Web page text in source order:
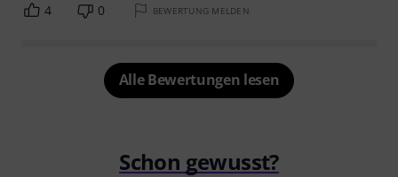
4 0 BEWERTUNG MELDEN
Alle Bewertungen lesen
Schon gewusst?